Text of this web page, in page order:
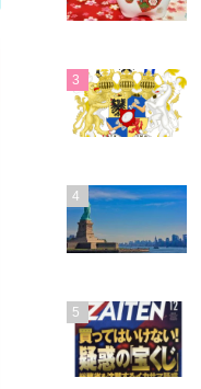
3
4
5